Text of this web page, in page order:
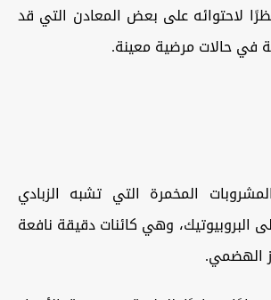
لاحتوائه على بعض المعادن التي قد
في حالات مرضية معينة.
المخمرة التي تشبه الزبادي
البروبيوتيك، وهي كائنات دقيقة نافعة
الهضمي.